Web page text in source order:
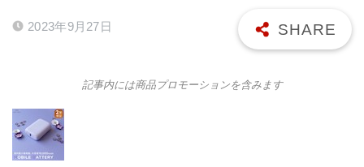
2023年9月27日
記事内には商品プロモーションを含みます